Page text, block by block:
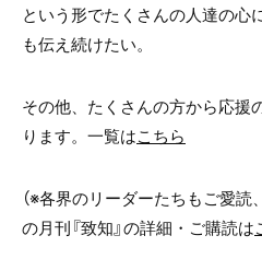
という形でたくさんの人達の心
も伝え続けたい。
その他、たくさんの方から応援
ります。一覧はこちら
（※各界のリーダーたちもご愛
の月刊『致知』の詳細・ご購読は